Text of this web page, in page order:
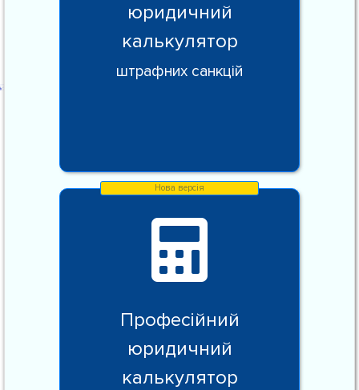
юридичний
калькулятор
штрафних санкцій
Професійний
юридичний
калькулятор